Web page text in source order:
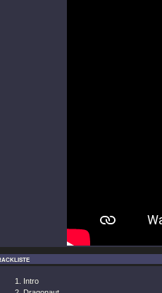
Intro